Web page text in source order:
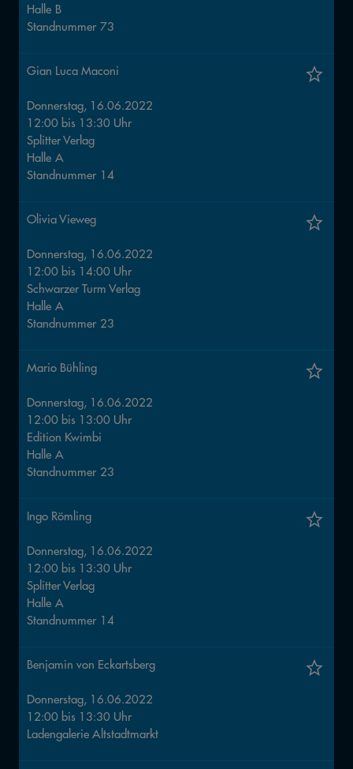
Halle B
Standnummer 73
Gian Luca Maconi
Donnerstag, 16.06.2022
12:00 bis 13:30 Uhr
Splitter Verlag
Halle A
Standnummer 14
Olivia Vieweg
Donnerstag, 16.06.2022
12:00 bis 14:00 Uhr
Schwarzer Turm Verlag
Halle A
Standnummer 23
Mario Bühling
Donnerstag, 16.06.2022
12:00 bis 13:00 Uhr
Edition Kwimbi
Halle A
Standnummer 23
Ingo Römling
Donnerstag, 16.06.2022
12:00 bis 13:30 Uhr
Splitter Verlag
Halle A
Standnummer 14
Benjamin von Eckartsberg
Donnerstag, 16.06.2022
12:00 bis 13:30 Uhr
Ladengalerie Altstadtmarkt